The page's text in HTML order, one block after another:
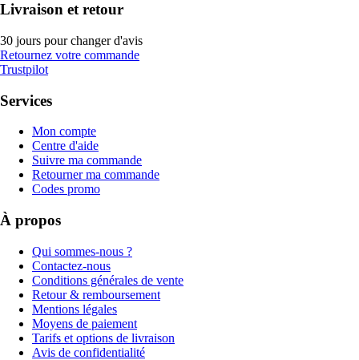
Livraison et retour
30 jours pour changer d'avis
Retournez votre commande
Trustpilot
Services
Mon compte
Centre d'aide
Suivre ma commande
Retourner ma commande
Codes promo
À propos
Qui sommes-nous ?
Contactez-nous
Conditions générales de vente
Retour & remboursement
Mentions légales
Moyens de paiement
Tarifs et options de livraison
Avis de confidentialité